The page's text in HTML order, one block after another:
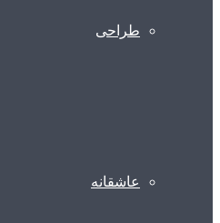
طراحی
عاشقانه